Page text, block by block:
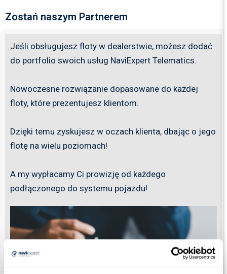
Zostań naszym Partnerem
Jeśli obsługujesz floty w dealerstwie, możesz dodać
do portfolio swoich usług NaviExpert Telematics.
Nowoczesne rozwiązanie dopasowane do każdej
floty, które prezentujesz klientom.
Dzięki temu zyskujesz w oczach klienta, dbając o jego
flotę na wielu poziomach!
A my wypłacamy Ci prowizję od każdego
podłączonego do systemu pojazdu!